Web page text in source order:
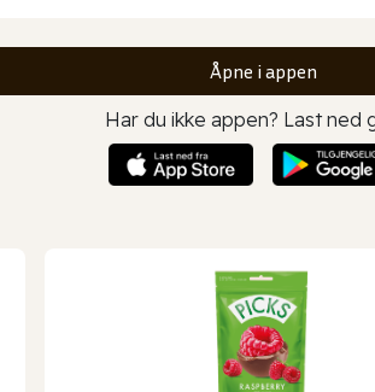
Åpne i appen
Har du ikke appen? Last ned